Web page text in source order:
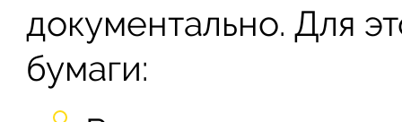
документально. Для
бумаги: